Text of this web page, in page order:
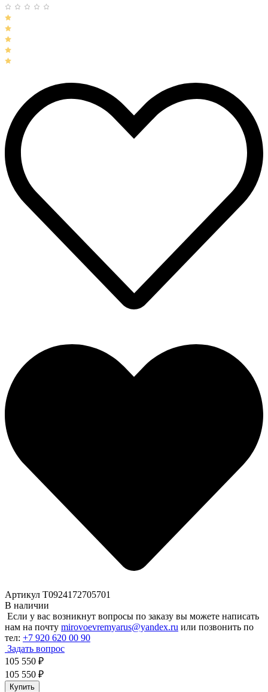
Артикул T0924172705701
В наличии
Если у вас возникнут вопросы по заказу вы можете написать
нам на почту mirovoevremyarus@yandex.ru или позвонить по
тел: +7 920 620 00 90
Задать вопрос
105 550 ₽
105 550 ₽
Купить